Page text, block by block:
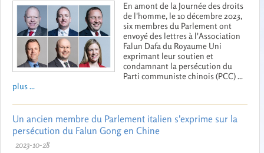
En amont de la Journée des droits
de l'homme, le 10 décembre 2023,
six membres du Parlement ont
envoyé des lettres à l'Association
Falun Dafa du Royaume Uni
exprimant leur soutien et
condamnant la persécution du
Parti communiste chinois (PCC) ...
plus ...
Un ancien membre du Parlement italien s'exprime sur la
persécution du Falun Gong en Chine
2023-10-28